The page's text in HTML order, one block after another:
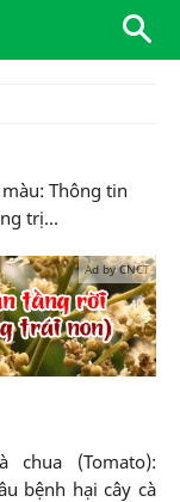
Thông tin
trị...
Ad by CNCT
chua (Tomato):
bệnh hại cây cà